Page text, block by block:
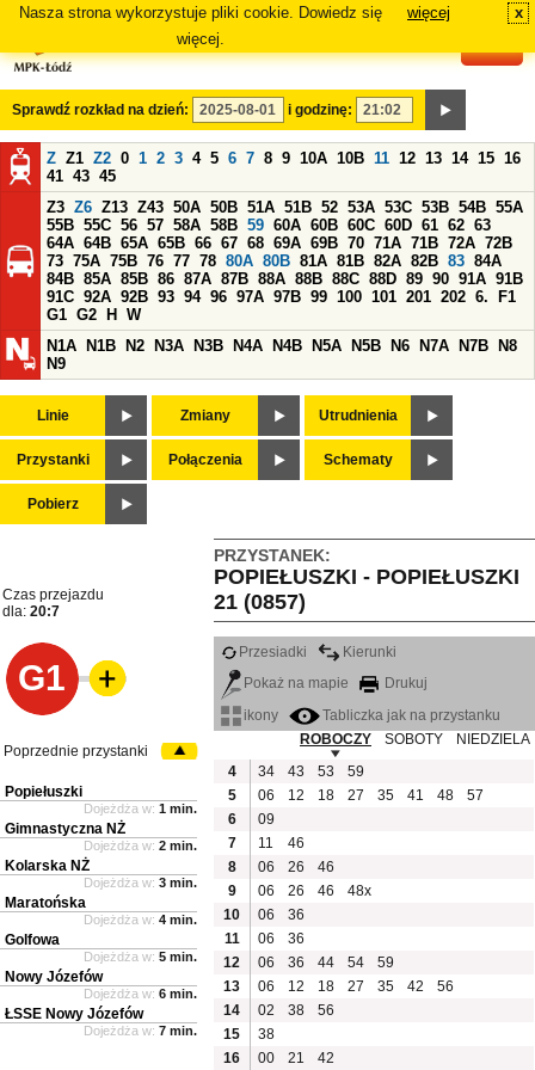
Nasza strona wykorzystuje pliki cookie. Dowiedz się
więcej.
więcej x
Sprawdź rozkład na dzień: i godzinę:
Z Z1 Z2 0 1 2 3 4 5 6 7 8 9 10A 10B 11 12 13 14 15 16
41 43 45
Z3 Z6 Z13 Z43 50A 50B 51A 51B 52 53A 53C 53B 54B 55A
55B 55C 56 57 58A 58B 59 60A 60B 60C 60D 61 62 63
64A 64B 65A 65B 66 67 68 69A 69B 70 71A 71B 72A 72B
73 75A 75B 76 77 78 80A 80B 81A 81B 82A 82B 83 84A
84B 85A 85B 86 87A 87B 88A 88B 88C 88D 89 90 91A 91B
91C 92A 92B 93 94 96 97A 97B 99 100 101 201 202 6.
F1
G1 G2 H
W
N1A
N1B N2 N3A N3B N4A N4B N5A N5B N6 N7A N7B
N8
N9
Linie Zmiany Utrudnienia
Przystanki Połączenia Schematy
Pobierz
PRZYSTANEK:
POPIEŁUSZKI - POPIEŁUSZKI
21 (0857)
Czas przejazdu
dla: 20:7
G1
Przesiadki
Kierunki
Pokaż na mapie
Drukuj
ikony
Tabliczka jak na przystanku
ROBOCZY
SOBOTY
NIEDZIELA
4
34 43 53
59
5
06 12 18 27 35 41 48
57
6
09
7
11
46
8
06 26
46
9
06 26 46
48x
10
06
36
11
06
36
12
06 36 44 54
59
13
06 12 18 27 35 42
56
14
02 38
56
15
38
16
00 21 42
Poprzednie przystanki
Popiełuszki
Dojeżdża w: 1 min.
Gimnastyczna NŻ
Dojeżdża w: 2 min.
Kolarska NŻ
Dojeżdża w: 3 min.
Maratońska
Dojeżdża w: 4 min.
Golfowa
Dojeżdża w: 5 min.
Nowy Józefów
Dojeżdża w: 6 min.
ŁSSE Nowy Józefów
Dojeżdża w: 7 min.